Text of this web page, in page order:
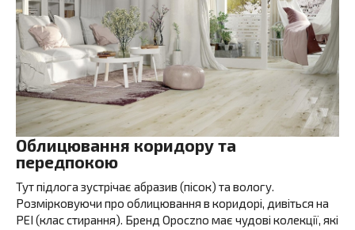
Облицювання коридору та
передпокою
Тут підлога зустрічає абразив (пісок) та вологу.
Розмірковуючи про облицювання в коридорі, дивіться на
PEI (клас стирання). Бренд Opoczno має чудові колекції, які